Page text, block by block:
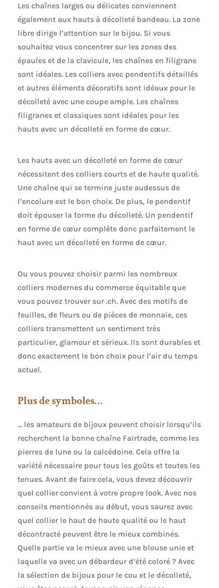
Les chaînes larges ou délicates conviennent
également aux hauts à décolleté bandeau. La zone
libre dirige l’attention sur le bijou. Si vous
souhaitez vous concentrer sur les zones des
épaules et de la clavicule, les chaînes en filigrane
sont idéales. Les colliers avec pendentifs détaillés
et autres éléments décoratifs sont idéaux pour le
décolleté avec une coupe ample. Les chaînes
filigranes et classiques sont idéales pour les
hauts avec un décolleté en forme de cœur.
Les hauts avec un décolleté en forme de cœur
nécessitent des colliers courts et de haute qualité.
Une chaîne qui se termine juste audessus de
l’encolure est le bon choix. De plus, le pendentif
doit épouser la forme du décolleté. Un pendentif
en forme de cœur complète donc parfaitement le
haut avec un décolleté en forme de cœur.
Ou vous pouvez choisir parmi les nombreux
colliers modernes du commerce équitable que
vous pouvez trouver sur .ch. Avec des motifs de
feuilles, de fleurs ou de pièces de monnaie, ces
colliers transmettent un sentiment très
particulier, glamour et sérieux. Ils sont durables et
donc exactement le bon choix pour l’air du temps
actuel.
Plus de symboles…
… les amateurs de bijoux peuvent choisir lorsqu’ils
recherchent la bonne chaîne Fairtrade, comme les
pierres de lune ou la calcédoine. Cela offre la
variété nécessaire pour tous les goûts et toutes les
tenues. Avant de faire cela, vous devez découvrir
quel collier convient à votre propre look. Avec nos
conseils mentionnés au début, vous saurez avec
quel collier le haut de haute qualité ou le haut
décontracté peuvent être le mieux combinés.
Quelle partie va le mieux avec une blouse unie et
laquelle va avec un débardeur d’été coloré ? Avec
la sélection de bijoux pour le cou et le décolleté,